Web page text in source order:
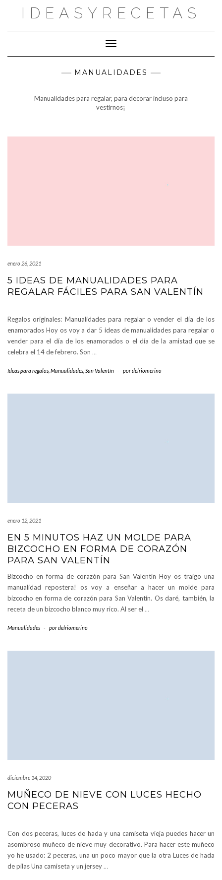
IDEASYRECETAS
Cambiar modo de navegación
MANUALIDADES
Manualidades para regalar, para decorar incluso para
vestirnos¡
enero 26, 2021
5 IDEAS DE MANUALIDADES PARA
REGALAR FÁCILES PARA SAN VALENTÍN
Regalos originales: Manualidades para regalar o vender el día de los
enamorados Hoy os voy a dar 5 ideas de manualidades para regalar o
vender para el día de los enamorados o el día de la amistad que se
celebra el 14 de febrero. Son …
Ideas para regalos Manualidades San Valentín - pordelriomerino
enero 12, 2021
EN 5 MINUTOS HAZ UN MOLDE PARA
BIZCOCHO EN FORMA DE CORAZÓN
PARA SAN VALENTÍN
Bizcocho en forma de corazón para San Valentín Hoy os traigo una
manualidad repostera! os voy a enseñar a hacer un molde para
bizcocho en forma de corazón para San Valentín. Os daré, también, la
receta de un bizcocho blanco muy rico. Al ser el …
Manualidades - pordelriomerino
diciembre 14, 2020
MUÑECO DE NIEVE CON LUCES HECHO
CON PECERAS
Con dos peceras, luces de hada y una camiseta vieja puedes hacer un
asombroso muñeco de nieve muy decorativo. Para hacer este muñeco
yo he usado: 2 peceras, una un poco mayor que la otra Luces de hada
de pilas Una camiseta y un jersey …